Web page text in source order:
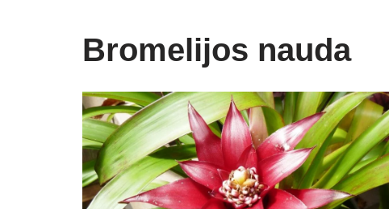
Bromelijos nauda